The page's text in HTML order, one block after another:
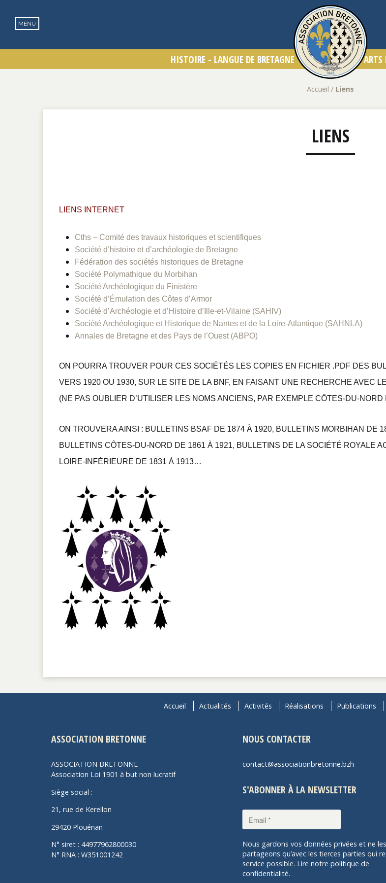
Accueil / Liens
LIENS
LIENS INTERNET
Cths – Comité des travaux historiques et scientifiques
Société d’histoire et d’archéologie de Bretagne
Fédération des sociétés historiques de Bretagne
Société Polymathique du Morbihan
Société Archéologique du Finistère
Société d’Émulation des Côtes d’Armor
Société d’Archéologie et d’Histoire d’Ille-et-Vilaine (SAHIV)
Société Archéologique et Historique de Nantes et de la Loire-Atlantique (SAHNLA)
Annales de Bretagne et des Pays de l’Ouest (ABPO)
ON POURRA TROUVER POUR CES SOCIÉTÉS LES COPIES EN FICHIER .PDF DES
VERS 1920 OU 1930, SUR LE SITE DE LA BNF, EN FAISANT UNE RECHERCHE AVEC
(NE PAS OUBLIER D’UTILISER LES NOMS ANCIENS, PAR EXEMPLE CÔTES-DU-
ON TROUVERA AINSI : BULLETINS BSAF DE 1874 À 1920, BULLETINS MORBIHAN DE
BULLETINS CÔTES-DU-NORD DE 1861 À 1921, BULLETINS DE LA SOCIÉTÉ ROYALE
LOIRE-INFÉRIEURE DE 1831 À 1913…
Accueil Actualités Activités Réalisations Publications
ASSOCIATION BRETONNE
ASSOCIATION BRETONNE
Association Loi 1901 à but non lucratif
Siège social :
21, rue de Kerellon
29420 Plouénan
N° siret : 44977962800030
N° RNA : W351001242
NOUS CONTACTER
contact@associationbretonne.bzh
S'ABONNER À LA NEWSLETTER
Nous gardons vos données privées et ne les
partageons qu’avec les tierces parties qui
service possible. Lire notre politique de
confidentialité.